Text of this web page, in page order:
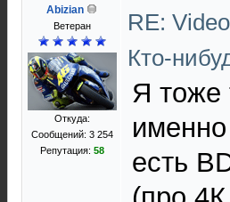
Abizian
Ветеран
Откуда:
Сообщений: 3 254
Репутация: 58
RE:
Кто-
Я тоже
есть